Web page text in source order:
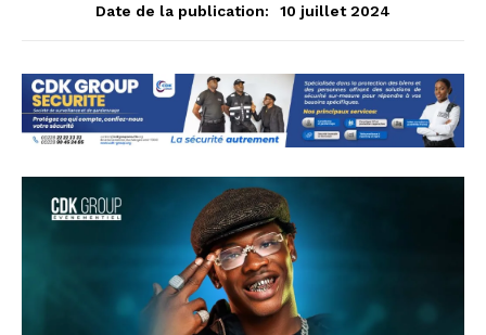
Date de la publication:
10 juillet 2024